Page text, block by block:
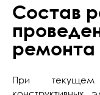
Состав
ремонта
При текущем